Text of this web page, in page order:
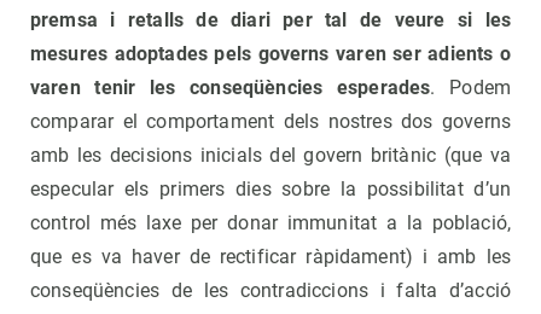
premsa i retalls de diari per tal de veure si les
mesures adoptades pels governs varen ser adients o
varen tenir les conseqüències esperades. Podem
comparar el comportament dels nostres dos governs
amb les decisions inicials del govern britànic (que va
especular els primers dies sobre la possibilitat d’un
control més laxe per donar immunitat a la població,
que es va haver de rectificar ràpidament) i amb les
conseqüències de les contradiccions i falta d’acció